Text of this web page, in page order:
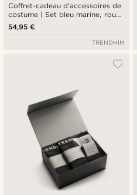
Coffret-cadeau d'accessoires de
costume | Set bleu marine, rouge
& argenté
54,95 €
TRENDHIM